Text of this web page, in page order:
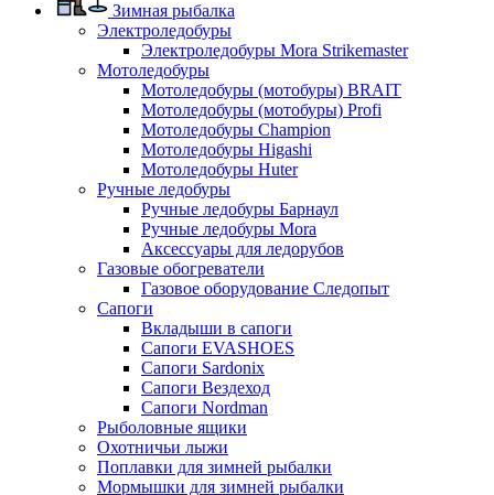
Зимная рыбалка
Электроледобуры
Электроледобуры Mora Strikemaster
Мотоледобуры
Мотоледобуры (мотобуры) BRAIT
Мотоледобуры (мотобуры) Profi
Мотоледобуры Champion
Мотоледобуры Higashi
Мотоледобуры Huter
Ручные ледобуры
Ручные ледобуры Барнаул
Ручные ледобуры Mora
Аксессуары для ледорубов
Газовые обогреватели
Газовое оборудование Следопыт
Сапоги
Вкладыши в сапоги
Сапоги EVASHOES
Сапоги Sardonix
Сапоги Вездеход
Сапоги Nordman
Рыболовные ящики
Охотничьи лыжи
Поплавки для зимней рыбалки
Мормышки для зимней рыбалки